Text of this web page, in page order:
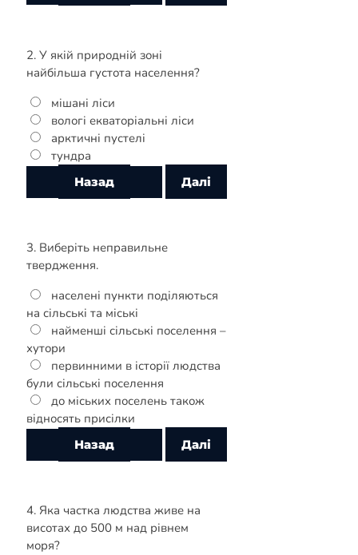
2. У якій природній зоні
найбільша густота населення?
мішані ліси
вологі екваторіальні ліси
арктичні пустелі
тундра
3. Виберіть неправильне
твердження.
населені пункти поділяються
на сільські та міські
найменші сільські поселення –
хутори
первинними в історії людства
були сільські поселення
до міських поселень також
відносять присілки
4. Яка частка людства живе на
висотах до 500 м над рівнем
моря?